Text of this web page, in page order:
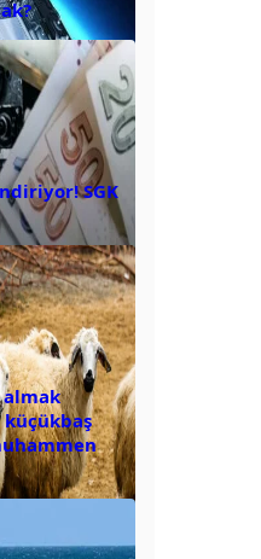
SGK
almak